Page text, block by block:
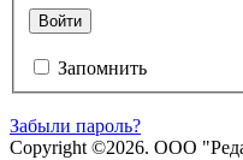
Войти
Запомнить
Забыли пароль?
Copyright ©2026. ООО